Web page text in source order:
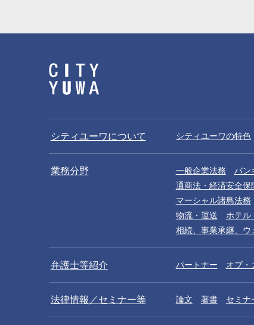
シティユーワについて シティユーワの特色
業務分野 一般企業法務 バン
通商法・経済安全保
マーシャル諸島法務
物流・運送
ホテル
相続、事業承継、ウ
弁護士等紹介 パートナー オブ・
法律情報／セミナー等 論文 著書 セミナ